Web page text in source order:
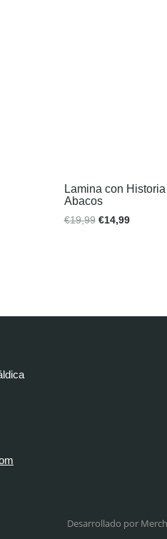
Lamina con
Abacos
€19,99 €14,99
Desarrollado por